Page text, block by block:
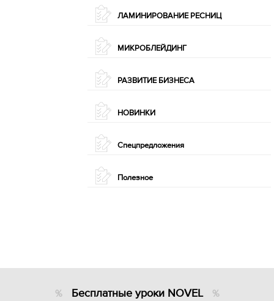
ЛАМИНИРОВАНИЕ РЕСНИЦ
МИКРОБЛЕЙДИНГ
РАЗВИТИЕ БИЗНЕСА
НОВИНКИ
Спецпредложения
Полезное
Бесплатные уроки NOVEL